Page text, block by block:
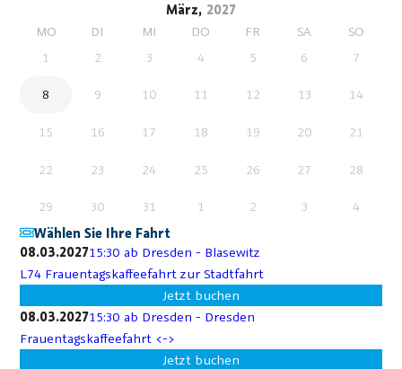
März, 2027
MO
DI MI DO FR SA
SO
1
2 3 4 5 6 7
8 9 10 11 12 13 14
15 16 17 18 19 20 21
22 23 24 25 26 27 28
29 30 31 1 2 3
4
Wählen Sie Ihre Fahrt
08.03.202715:30 ab Dresden - Blasewitz
L74 Frauentagskaffeefahrt zur Stadtfahrt
Jetzt buchen
08.03.202715:30 ab Dresden - Dresden
Frauentagskaffeefahrt <->
Jetzt buchen